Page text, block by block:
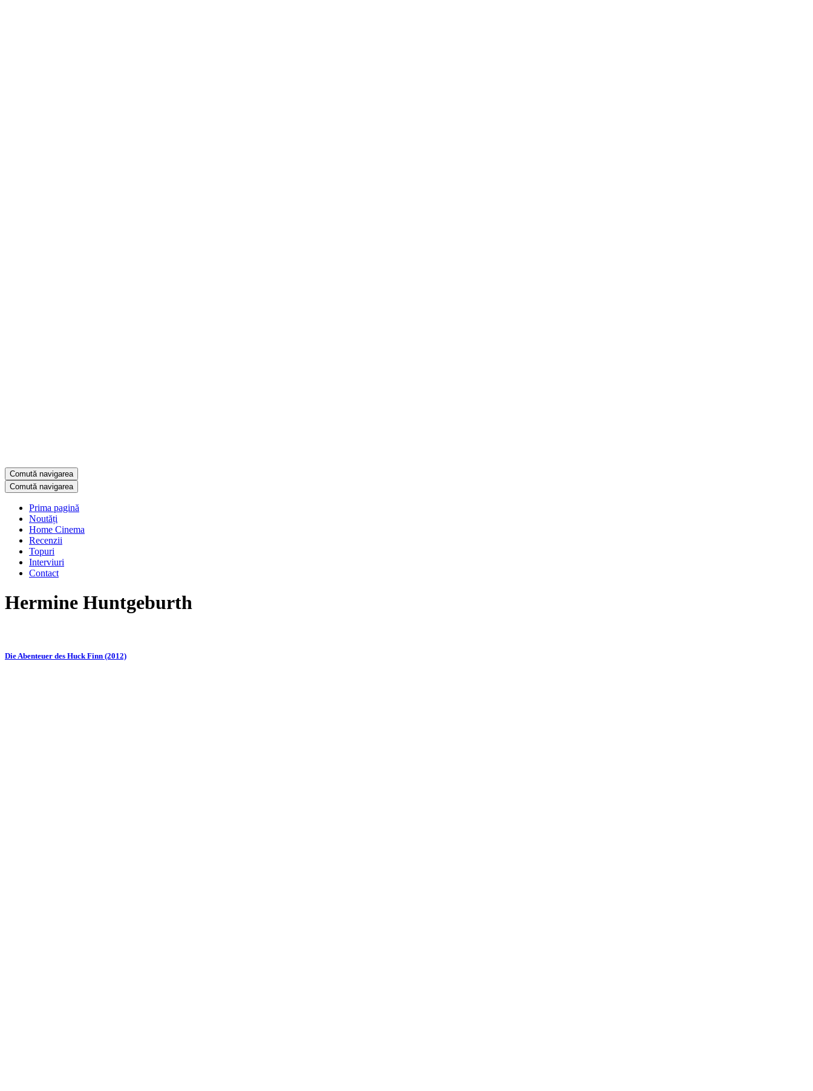
Comută navigarea
Comută navigarea
Prima pagină
Noutăți
Home Cinema
Recenzii
Topuri
Interviuri
Contact
Hermine Huntgeburth
Die Abenteuer des Huck Finn (2012)